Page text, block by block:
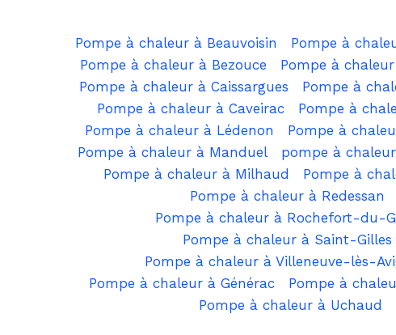
Pompe à chaleur à Beauvoisin
Pompe à
Pompe à chaleur à Bezouce
Pompe à
Pompe à chaleur à Caissargues
Pompe à
Pompe à chaleur à Caveirac
Pompe à
Pompe à chaleur à Lédenon
Pompe à
Pompe à chaleur à Manduel
pompe à
Pompe à chaleur à Milhaud
Pompe à
Pompe à chaleur à Redessan
Pompe à chaleur à Rochefort-du-
Pompe à chaleur à Saint-Gilles
Pompe à chaleur à Villeneuve-lès-
Pompe à chaleur à Générac
Pompe à
Pompe à chaleur à Uchaud